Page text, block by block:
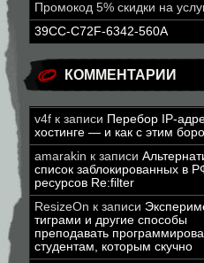
Промокод 5% скидки на
39CC-C72F-6342-560A
КОММЕНТАРИИ
v4f к записи Перебор IP-
хостинге — и как с этим
amarakin к записи
список заблокированных в
ресурсов Re:filter
ResizeOn к записи
тиграми и другие способы
преподавать
студентам, которым скучно